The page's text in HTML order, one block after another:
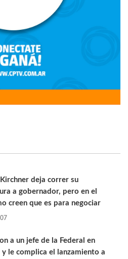
deja correr su
a gobernador, pero en el
creen que es para negociar
a un jefe de la Federal en
le complica el lanzamiento a